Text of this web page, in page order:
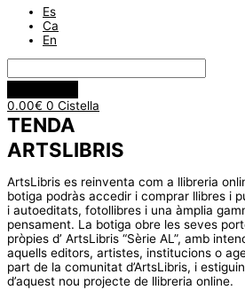
Es
Ca
En
0.00€ 0 Cistella
TENDA
ARTSLIBRIS
ArtsLibris es reinventa com a llibreria
botiga podràs accedir i comprar llibres i
i autoeditats, fotollibres i una àmplia
pensament. La botiga obre les seves
pròpies d’ ArtsLibris “Sèrie AL”, amb
aquells editors, artistes, institucions o
part de la comunitat d’ArtsLibris, i
d’aquest nou projecte de llibreria online.